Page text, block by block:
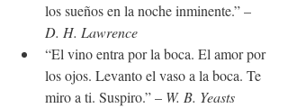
los sueños en la noche inminente.” –
D. H. Lawrence
“El vino entra por la boca. El amor por
los ojos. Levanto el vaso a la boca. Te
miro a ti. Suspiro.” – W. B. Yeasts